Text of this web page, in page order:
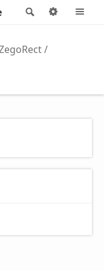
Search Options